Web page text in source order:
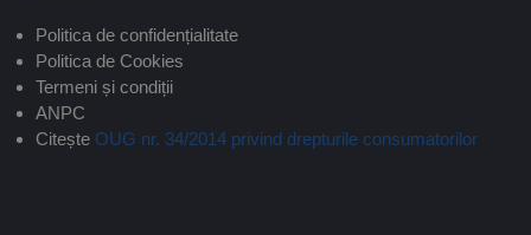
Politica de confidențialitate
Politica de Cookies
Termeni și condiții
ANPC
Citește OUG nr. 34/2014 privind drepturile consumatorilor